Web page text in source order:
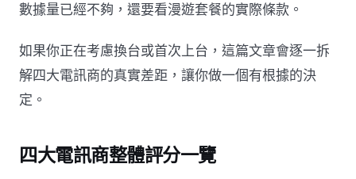
數據量已經不夠，還要看漫遊套餐的實際條款。
如果你正在考慮換台或首次上台，這篇文章會逐一拆
解四大電訊商的真實差距，讓你做一個有根據的決
定。
四大電訊商整體評分一覽